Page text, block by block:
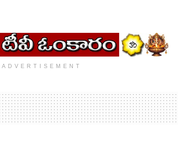
ADVERTISEMENT